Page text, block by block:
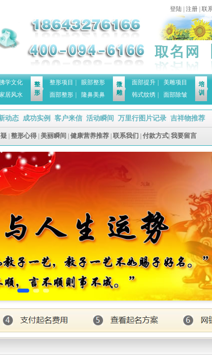
登陆 注册 联
学文化
居风水
整
形
整形项目
眼部整形
面部整形
隆鼻美鼻
微
雕
面部提升
美雕项目
韩式纹绣
面部除皱
培
训
动态| 成功实例 客户来信| 活动瞬间 万里行图片记录| 吉祥物推荐
| 整形心得| 美丽瞬间 健康营养推荐| 联系我们 付款方式| 我要留言